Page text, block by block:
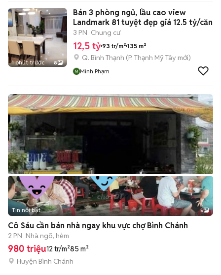
1 phút trước 8
Bán 3 phòng ngủ, lầu cao view
Landmark 81 tuyệt đẹp giá 12.5 tỷ/căn
3 PN Chung cư
12,5 tỷ 93 tr/m² 135 m²
Q. Bình Thạnh (P. Thạnh Mỹ Tây mới)
Minh Phạm
Tin nổi bật 5
Cô Sáu cần bán nhà ngay khu vực chợ Bình Chánh
2 PN Nhà ngõ, hẻm
980 triệu12 tr/m²85 m²
Huyện Bình Chánh